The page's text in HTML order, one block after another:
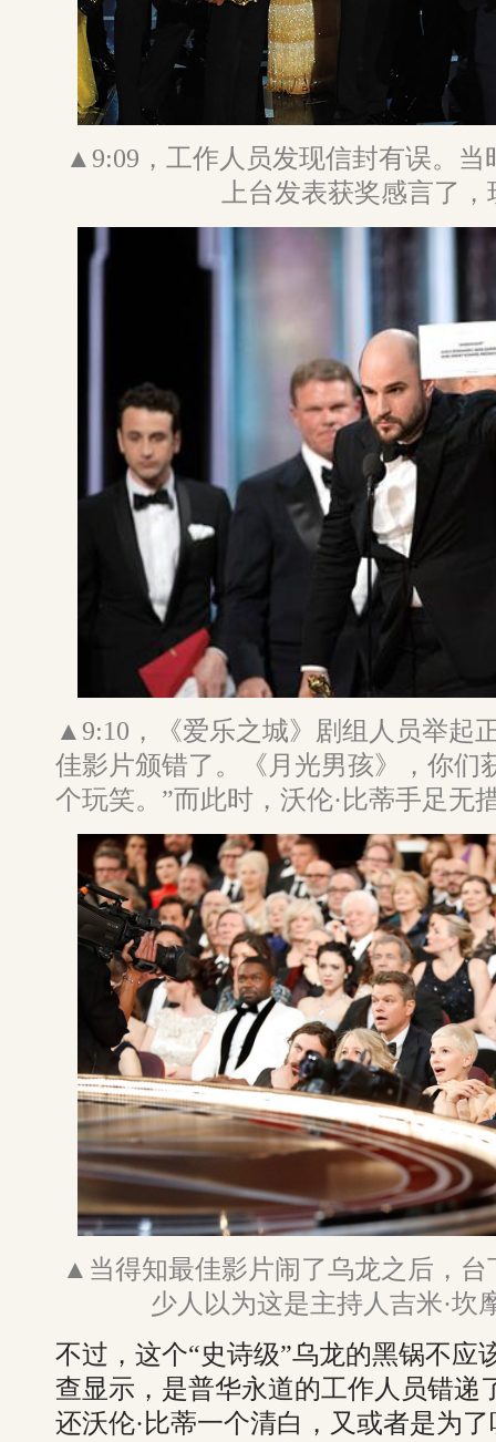
▲9:09，工作人员发现信封有误。
上台发表获奖感言了
▲9:10，《爱乐之城》剧组人员举起
佳影片颁错了。《月光男孩》，你们
个玩笑。”而此时，沃伦·比蒂手足无
▲当得知最佳影片闹了乌龙之后，
少人以为这是主持人吉米·坎
不过，这个“史诗级”乌龙的黑锅不应
查显示，是普华永道的工作人员错递
还沃伦·比蒂一个清白，又或者是为